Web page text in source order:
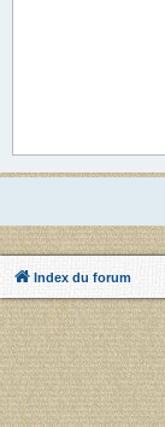
Index du forum